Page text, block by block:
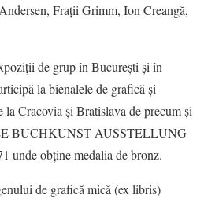
Frații Grimm, Ion Creangă,
de grup în București și în
la bienalele de grafică și
la Cracovia și Bratislava de precum și
BUCHKUNST AUSSTELLUNG
unde obține medalia de bronz.
de grafică mică (ex libris)